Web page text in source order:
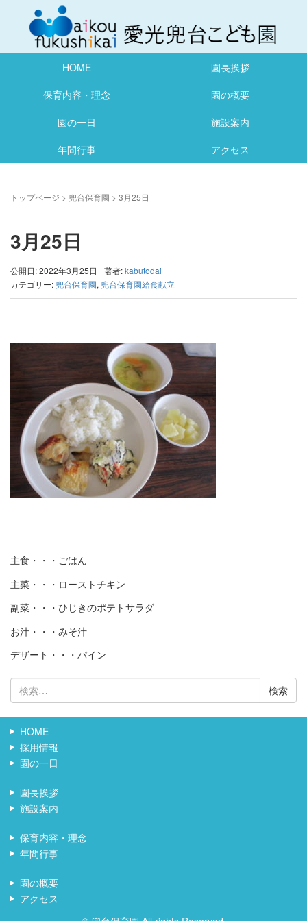
HOME
園長挨拶
保育内容・理念
園の概要
園の一日
施設案内
年間行事
アクセス
トップページ > 兜台保育園 > 3月25日
3月25日
公開日: 2022年3月25日 著者:kabutodai
カテゴリー: 兜台保育園, 兜台保育園給食献立
主食・・・ごはん
主菜・・・ローストチキン
副菜・・・ひじきのポテトサラダ
お汁・・・みそ汁
デザート・・・パイン
検
索:
HOME
採用情報
園の一日
園長挨拶
施設案内
保育内容・理念
年間行事
園の概要
アクセス